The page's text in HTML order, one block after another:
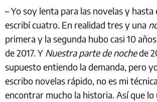
– Yo soy lenta para las novelas y
escribí cuatro. En realidad tres y una
primera y la segunda hubo casi 10
de 2017. Y Nuestra parte de nochede
supuesto entiendo la demanda, pero
escribo novelas rápido, no es mi
encontrar mucho la historia. Así que lo